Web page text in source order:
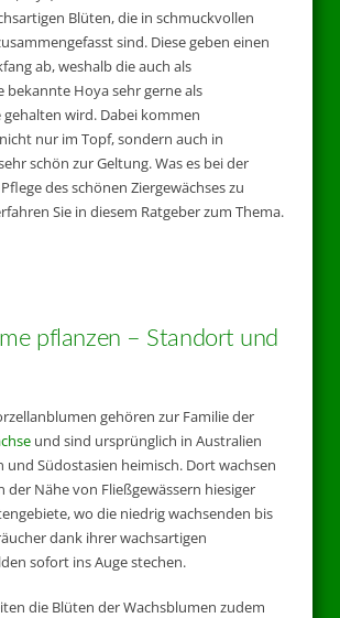
Blüten, die in schmuckvollen
sind. Diese geben einen
ab, weshalb die auch als
bekannte Hoya sehr gerne als
wird. Dabei kommen
nur im Topf, sondern auch in
schön zur Geltung. Was es bei der
des schönen Ziergewächses zu
Sie in diesem Ratgeber zum Thema.
pflanzen – Standort und
gehören zur Familie der
und sind ursprünglich in Australien
und Südostasien heimisch. Dort wachsen
der Nähe von Fließgewässern hiesiger
wo die niedrig wachsenden bis
dank ihrer wachsartigen
sofort ins Auge stechen.
die Blüten der Wachsblumen zudem